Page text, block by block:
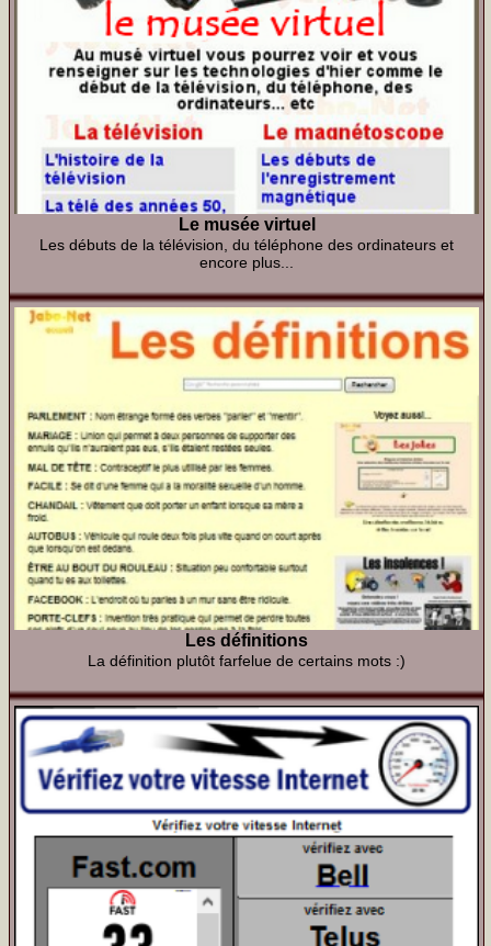
Le musée virtuel
Les débuts de la télévision, du téléphone des ordinateurs et
encore plus...
Les définitions
La définition plutôt farfelue de certains mots :)